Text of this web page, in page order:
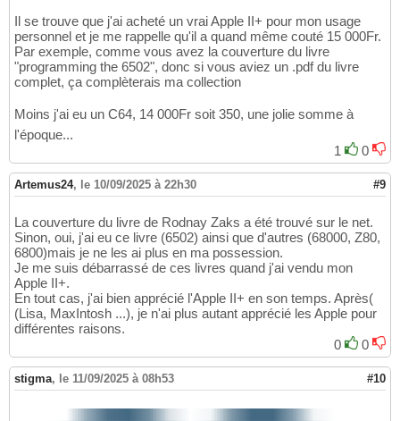
Il se trouve que j'ai acheté un vrai Apple II+ pour mon usage
personnel et je me rappelle qu'il a quand même couté 15 000Fr.
Par exemple, comme vous avez la couverture du livre
"programming the 6502", donc si vous aviez un .pdf du livre
complet, ça complèterais ma collection
Moins j'ai eu un C64, 14 000Fr soit 350, une jolie somme à
l'époque...
1
0
Artemus24, le 10/09/2025 à 22h30 #9
La couverture du livre de Rodnay Zaks a été trouvé sur le net.
Sinon, oui, j'ai eu ce livre (6502) ainsi que d'autres (68000, Z80,
6800)mais je ne les ai plus en ma possession.
Je me suis débarrassé de ces livres quand j'ai vendu mon
Apple II+.
En tout cas, j'ai bien apprécié l'Apple II+ en son temps. Après(
(Lisa, MaxIntosh ...), je n'ai plus autant apprécié les Apple pour
différentes raisons.
0
0
stigma, le 11/09/2025 à 08h53 #10